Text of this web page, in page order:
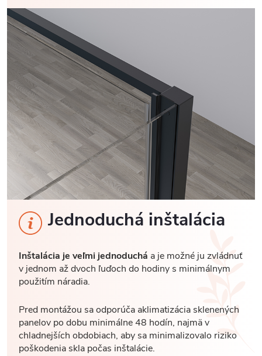
Jednoduchá inštalácia
Inštalácia je veľmi jednoduchá a je možné ju zvládnuť
v jednom až dvoch ľuďoch do hodiny s minimálnym
použitím náradia.
Pred montážou sa odporúča aklimatizácia sklenených
panelov po dobu minimálne 48 hodín, najmä v
chladnejších obdobiach, aby sa minimalizovalo riziko
poškodenia skla počas inštalácie.